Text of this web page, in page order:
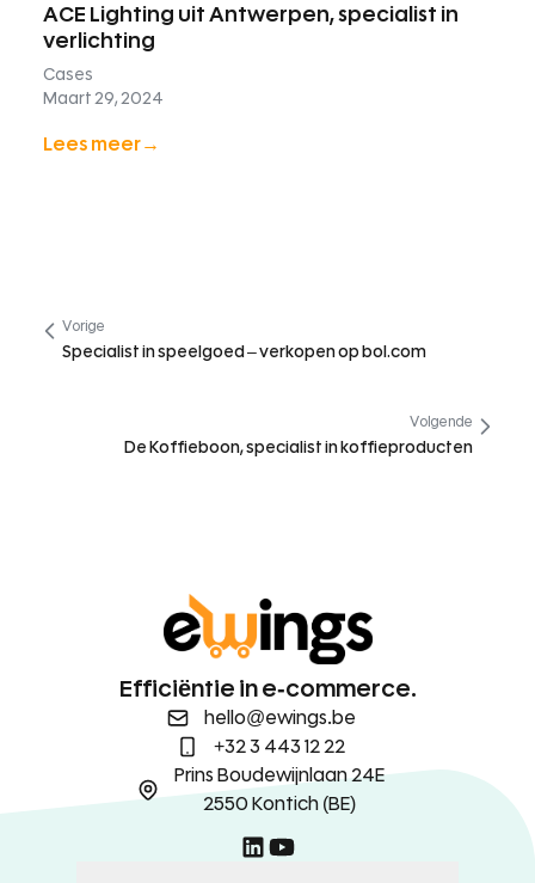
ACE Lighting uit Antwerpen, specialist in
verlichting
Cases
Maart 29, 2024
Lees meer
Vorige
Specialist in speelgoed – verkopen op bol.com
Volgende
De Koffieboon, specialist in koffieproducten
Efficiëntie in e-commerce.
hello@ewings.be
+32 3 443 12 22
Prins Boudewijnlaan 24E
2550 Kontich (BE)